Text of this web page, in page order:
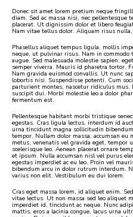
Donec sit amet lorem pretium neque
diam. Sed ac massa nisi, nec pellentesque
placerat. Ut dignissim dolor et libero
Nam vitae tellus dolor. Aliquam risus
Phasellus aliquet tempus ligula, mollis
neque, ut pulvinar risus. Nam in
augue. Sed malesuada molestie sapien,
semper viverra. Mauris id pharetra tortor.
Nam gravida euismod convallis. Ut nunc
lobortis nisi. Suspendisse potenti. Cum
parturient montes, nascetur ridiculus
suscipit dui. Morbi molestie leo a dolor
fermentum est.
Pellentesque habitant morbi tristique
egestas. Cras ligula lectus, interdum id
urna tincidunt magna sollicitudin
tempor. Nullam dolor massa, accumsan
metus, venenatis vel gravida eget,
scelerisque leo. Aenean placerat ornare
et ipsum. Nulla accumsan nisl vel purus
egestas imperdiet ac eu leo. Proin vel
bibendum arcu in dolor rutrum interdum.
varius non elit. Vestibulum eu dui lorem.
Cras eget massa lorem, id aliquet enim.
vitae lectus. Ut non massa sed leo aliquet
imperdiet id, tincidunt ac neque. Nunc
mattis, eros a lacinia congue, lacus urna